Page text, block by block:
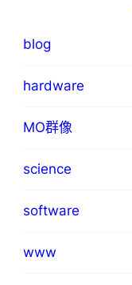
blog
hardware
MO群像
science
software
www